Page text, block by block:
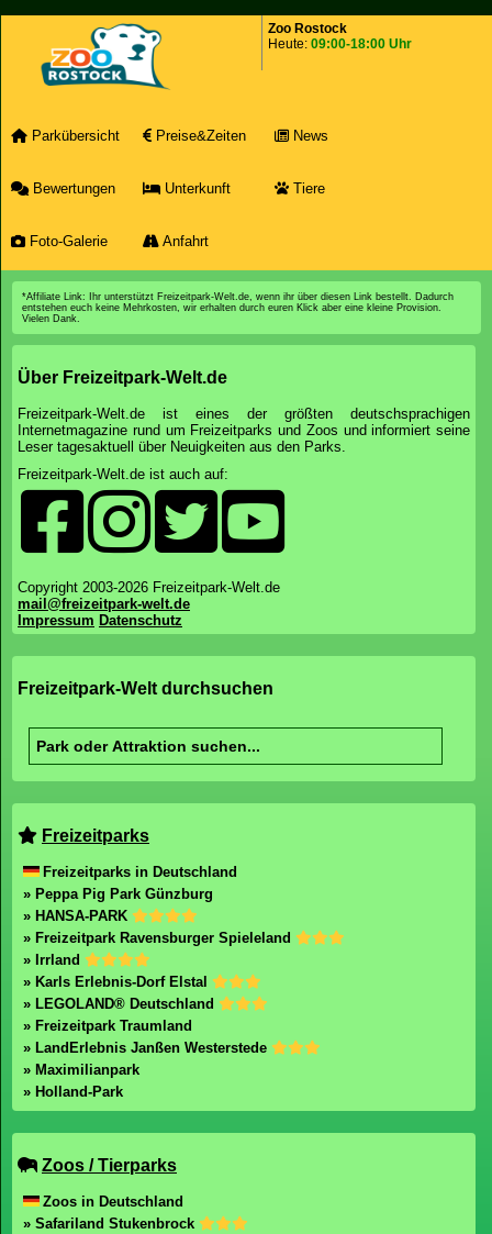
Zoo Rostock
Heute: 09:00-18:00 Uhr
Parkübersicht Preise&Zeiten News
Bewertungen Unterkunft Tiere
Foto-Galerie Anfahrt
*Affiliate Link: Ihr unterstützt Freizeitpark-Welt.de, wenn ihr über diesen Link bestellt. Dadurch
entstehen euch keine Mehrkosten, wir erhalten durch euren Klick aber eine kleine Provision.
Vielen Dank.
Über Freizeitpark-Welt.de
Freizeitpark-Welt.de ist eines der größten deutschsprachigen
Internetmagazine rund um Freizeitparks und Zoos und informiert seine
Leser tagesaktuell über Neuigkeiten aus den Parks.
Freizeitpark-Welt.de ist auch auf:
Copyright 2003-2026 Freizeitpark-Welt.de
mail@freizeitpark-welt.de
Impressum Datenschutz
Freizeitpark-Welt durchsuchen
Freizeitparks
Freizeitparks in Deutschland
» Peppa Pig Park Günzburg
» HANSA-PARK
» Freizeitpark Ravensburger Spieleland
» Irrland
» Karls Erlebnis-Dorf Elstal
» LEGOLAND® Deutschland
» Freizeitpark Traumland
» LandErlebnis Janßen Westerstede
» Maximilianpark
» Holland-Park
Zoos / Tierparks
Zoos in Deutschland
» Safariland Stukenbrock